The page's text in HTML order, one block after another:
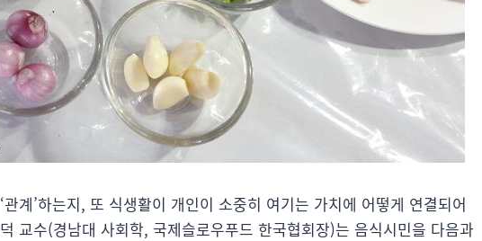
계’하는지, 또 식생활이 개인이 소중히 여기는 가치에 어떻게 연결되어
교수(경남대 사회학, 국제슬로우푸드 한국협회장)는 음식시민을 다음과